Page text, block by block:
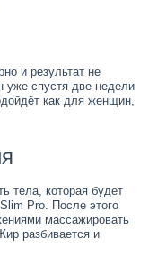
и результат не
уже спустя две недели
как для женщин,
тела, которая будет
Pro. После этого
массажировать
разбивается и